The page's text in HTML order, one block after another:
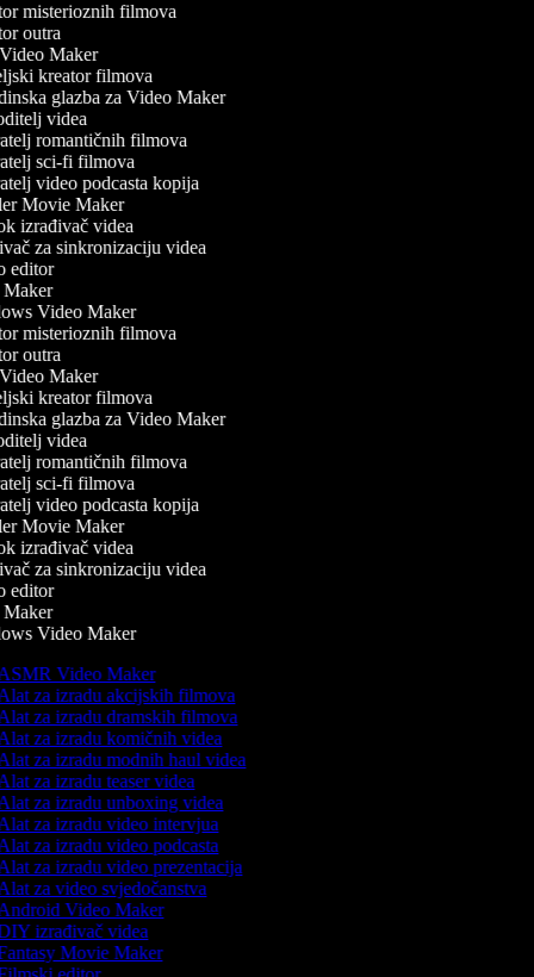
misterioznih filmova
outra
Maker
kreator filmova
glazba za Video Maker
videa
romantičnih filmova
sci-fi filmova
video podcasta kopija
Movie Maker
izrađivač videa
za sinkronizaciju videa
Video Maker
misterioznih filmova
outra
Maker
kreator filmova
glazba za Video Maker
videa
romantičnih filmova
sci-fi filmova
video podcasta kopija
Movie Maker
izrađivač videa
za sinkronizaciju videa
Video Maker
Video Maker
za izradu akcijskih filmova
za izradu dramskih filmova
za izradu komičnih videa
za izradu modnih haul videa
za izradu teaser videa
za izradu unboxing videa
za izradu video intervjua
za izradu video podcasta
za izradu video prezentacija
za video svjedočanstva
Video Maker
izrađivač videa
Movie Maker